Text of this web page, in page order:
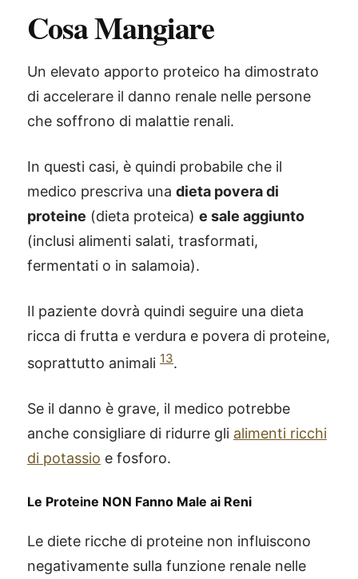
Cosa Mangiare
Un elevato apporto proteico ha dimostrato
di accelerare il danno renale nelle persone
che soffrono di malattie renali.
In questi casi, è quindi probabile che il
medico prescriva una dieta povera di
proteine (dieta proteica) e sale aggiunto
(inclusi alimenti salati, trasformati,
fermentati o in salamoia).
Il paziente dovrà quindi seguire una dieta
ricca di frutta e verdura e povera di proteine,
soprattutto animali 13.
Se il danno è grave, il medico potrebbe
anche consigliare di ridurre gli alimenti ricchi
di potassio e fosforo.
Le Proteine NON Fanno Male ai Reni
Le diete ricche di proteine non influiscono
negativamente sulla funzione renale nelle